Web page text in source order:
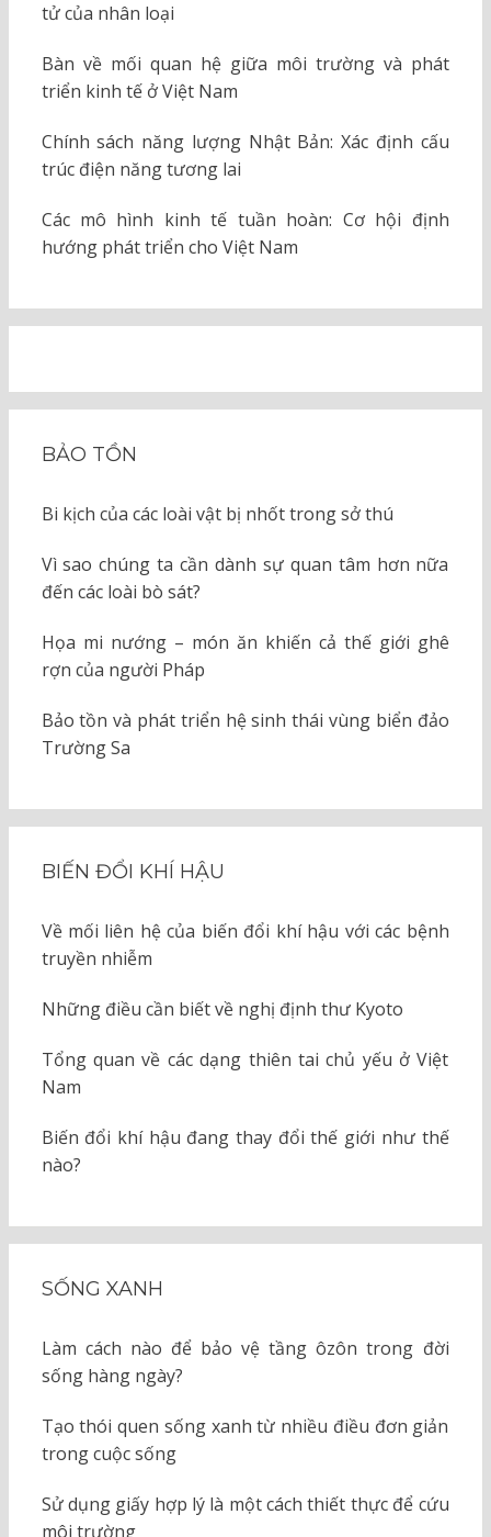
tử của nhân loại
Bàn về mối quan hệ giữa môi trường và phát
triển kinh tế ở Việt Nam
Chính sách năng lượng Nhật Bản: Xác định cấu
trúc điện năng tương lai
Các mô hình kinh tế tuần hoàn: Cơ hội định
hướng phát triển cho Việt Nam
BẢO TỒN
Bi kịch của các loài vật bị nhốt trong sở thú
Vì sao chúng ta cần dành sự quan tâm hơn nữa
đến các loài bò sát?
Họa mi nướng – món ăn khiến cả thế giới ghê
rợn của người Pháp
Bảo tồn và phát triển hệ sinh thái vùng biển đảo
Trường Sa
BIẾN ĐỔI KHÍ HẬU
Về mối liên hệ của biến đổi khí hậu với các bệnh
truyền nhiễm
Những điều cần biết về nghị định thư Kyoto
Tổng quan về các dạng thiên tai chủ yếu ở Việt
Nam
Biến đổi khí hậu đang thay đổi thế giới như thế
nào?
SỐNG XANH
Làm cách nào để bảo vệ tầng ôzôn trong đời
sống hàng ngày?
Tạo thói quen sống xanh từ nhiều điều đơn giản
trong cuộc sống
Sử dụng giấy hợp lý là một cách thiết thực để cứu
môi trường